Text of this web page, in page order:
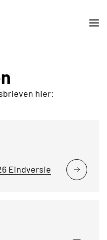
hier:
Eindversie